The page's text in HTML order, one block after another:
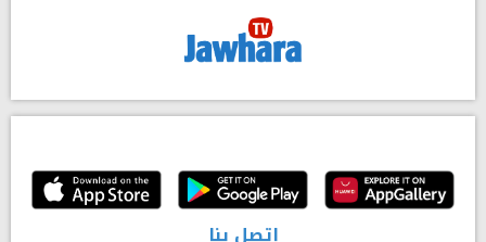
إتصل بنا